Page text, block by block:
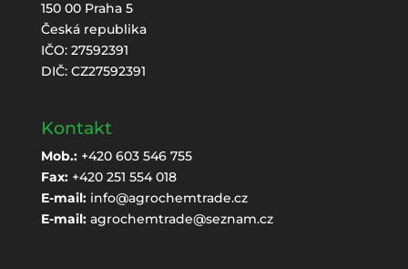
150 00 Praha 5
Česká republika
IČO: 27592391
DIČ: CZ27592391
Kontakt
Mob.:+420 603 546 755
Fax:+420 251 554 018
E-mail: info@agrochemtrade.cz
E-mail: agrochemtrade@seznam.cz